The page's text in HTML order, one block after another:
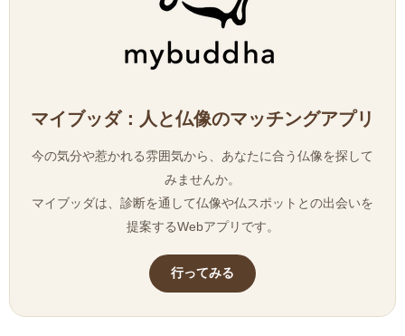
マイブッダ：人と仏像のマッチングアプリ
今の気分や惹かれる雰囲気から、あなたに合う仏像を探して
みませんか。
マイブッダは、診断を通して仏像や仏スポットとの出会いを
提案するWebアプリです。
行ってみる